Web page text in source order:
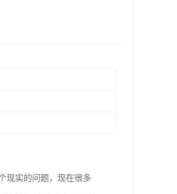
现实的问题，现在很多